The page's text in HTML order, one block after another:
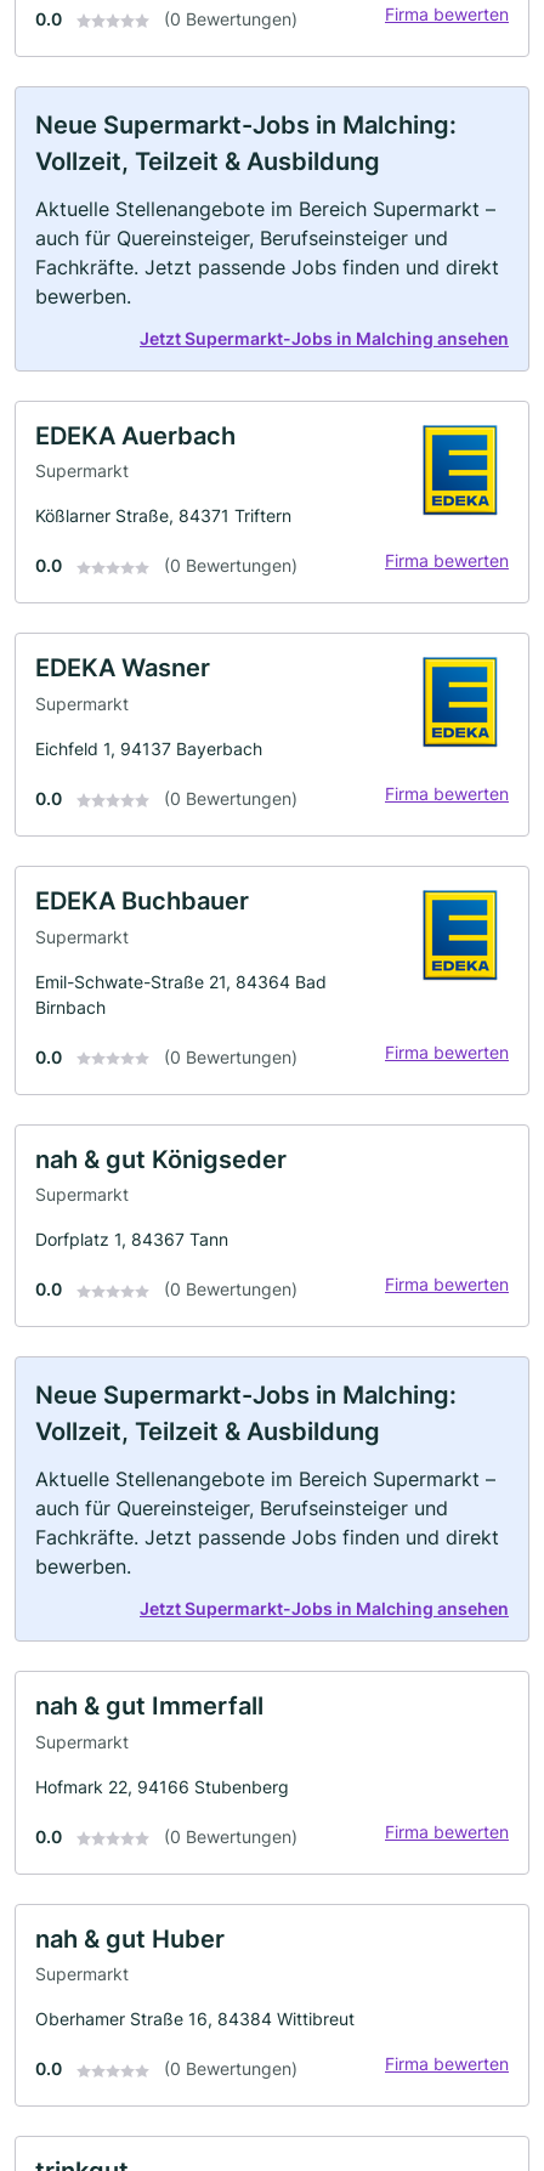
0.0 (0 Bewertungen) Firma bewerten
Neue Supermarkt-Jobs in Malching:
Vollzeit, Teilzeit & Ausbildung
Aktuelle Stellenangebote im Bereich Supermarkt –
auch für Quereinsteiger, Berufseinsteiger und
Fachkräfte. Jetzt passende Jobs finden und direkt
bewerben.
Jetzt Supermarkt-Jobs in Malching ansehen
EDEKA Auerbach
Supermarkt
Kößlarner Straße, 84371 Triftern
0.0 (0 Bewertungen) Firma bewerten
EDEKA Wasner
Supermarkt
Eichfeld 1, 94137 Bayerbach
0.0 (0 Bewertungen) Firma bewerten
EDEKA Buchbauer
Supermarkt
Emil-Schwate-Straße 21, 84364 Bad
Birnbach
0.0 (0 Bewertungen) Firma bewerten
nah & gut Königseder
Supermarkt
Dorfplatz 1, 84367 Tann
0.0 (0 Bewertungen) Firma bewerten
Neue Supermarkt-Jobs in Malching:
Vollzeit, Teilzeit & Ausbildung
Aktuelle Stellenangebote im Bereich Supermarkt –
auch für Quereinsteiger, Berufseinsteiger und
Fachkräfte. Jetzt passende Jobs finden und direkt
bewerben.
Jetzt Supermarkt-Jobs in Malching ansehen
nah & gut Immerfall
Supermarkt
Hofmark 22, 94166 Stubenberg
0.0 (0 Bewertungen) Firma bewerten
nah & gut Huber
Supermarkt
Oberhamer Straße 16, 84384 Wittibreut
0.0 (0 Bewertungen) Firma bewerten